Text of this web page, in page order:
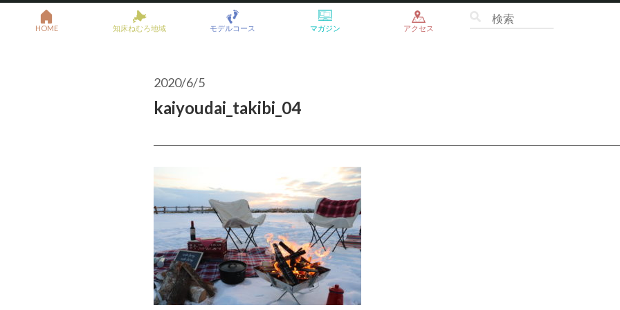
HOME 知床ねむろ地域 モデルコース マガジン アクセス
2020/6/5
kaiyoudai_takibi_04